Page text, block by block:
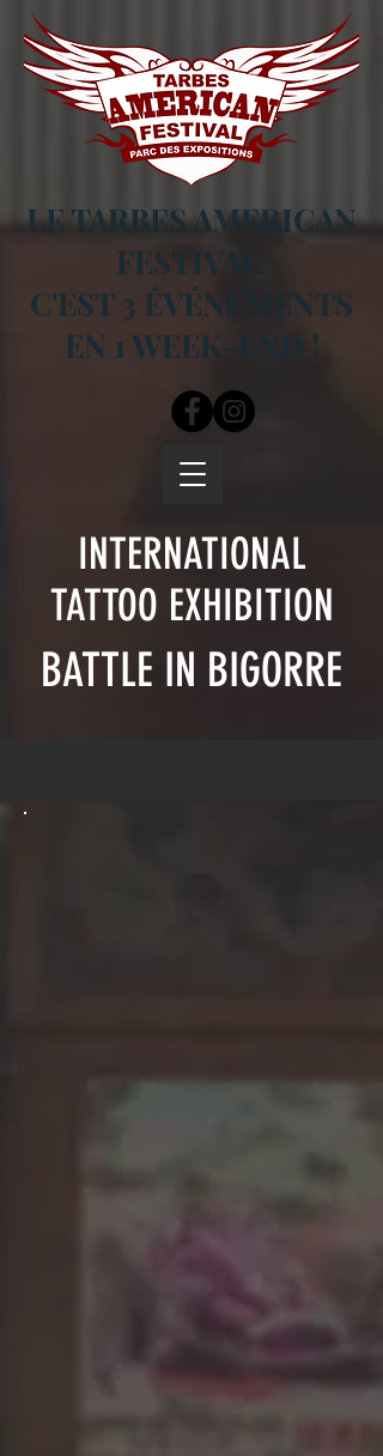
LE TARBES AMERICAN
FESTIVAL,
C'EST 3 ÉVÉNEMENTS
EN 1 WEEK-END !
BATTLE IN BIGORRE
INTERNATIONAL
TATTOO EXHIBITION